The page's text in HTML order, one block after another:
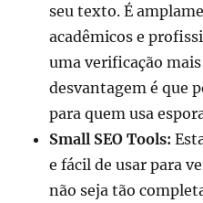
seu texto. É
acadêmicos e
uma verificação
desvantagem é que
para quem usa
Small SEO Tools:
e fácil de usar para
não seja tão